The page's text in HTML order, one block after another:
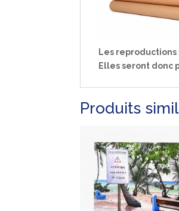
Les
Elles seront donc
Produits